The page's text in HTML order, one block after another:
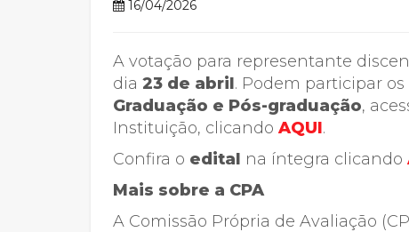
Reingresso
16/04/2026
A votação para representante
dia 23 de abril. Podem participar os
Graduação e Pós-graduação,
Instituição, clicando AQUI.
Confira o edital na íntegra clicando
Mais sobre a CPA
A Comissão Própria de Avaliação